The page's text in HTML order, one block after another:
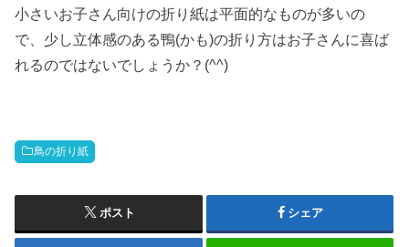
小さいお子さん向けの折り紙は平面的なものが多いの
で、少し立体感のある鴨(かも)の折り方はお子さんに喜ば
れるのではないでしょうか？(^^)
鳥の折り紙
ポスト シェア